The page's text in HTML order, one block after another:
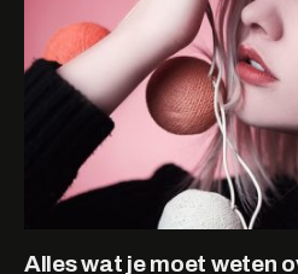
Alles wat je moet weten